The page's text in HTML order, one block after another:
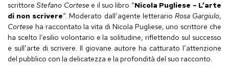
scrittoreStefano Cortese e il suo libro “Nicola Pugliese – L’arte
di non scrivere“. Moderato dall’agente letterario Rosa Gargiulo,
Cortese ha raccontato la vita di Nicola Pugliese, uno scrittore che
ha scelto l’esilio volontario e la solitudine, riflettendo sul successo
e sull’arte di scrivere. Il giovane autore ha catturato l’attenzione
del pubblico con la delicatezza e la profondità del suo racconto.